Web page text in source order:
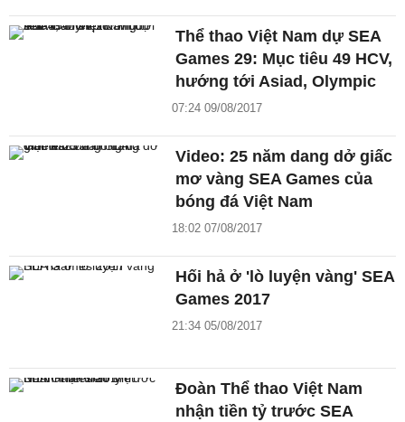
Thể thao Việt Nam dự SEA
Games 29: Mục tiêu 49 HCV,
hướng tới Asiad, Olympic
07:24 09/08/2017
Video: 25 năm dang dở giấc
mơ vàng SEA Games của
bóng đá Việt Nam
18:02 07/08/2017
Hối hả ở 'lò luyện vàng' SEA
Games 2017
21:34 05/08/2017
Đoàn Thể thao Việt Nam
nhận tiền tỷ trước SEA